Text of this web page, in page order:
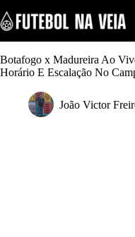
k
i
p
t
o
Botafogo x Madureira Ao
Horário E Escalação No
João Victor